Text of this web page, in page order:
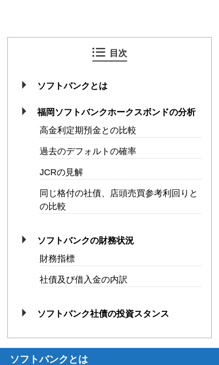
目次
ソフトバンクとは
福岡ソフトバンクホークスボンドの分析
高金利定期預金との比較
過去のデフォルトの確率
JCRの見解
同じ格付の社債、店頭売買参考利回りと
の比較
ソフトバンクの財務状況
財務指標
社債及び借入金の内訳
ソフトバンク社債の投資スタンス
ソフトバンクとは